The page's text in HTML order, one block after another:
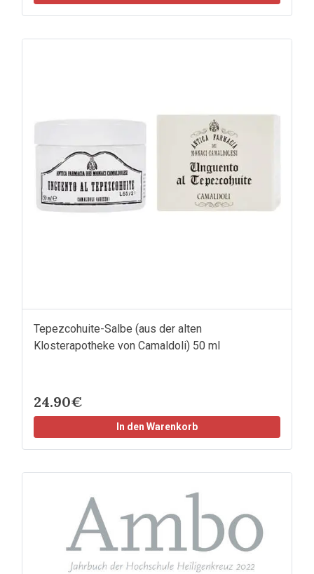
Tepezcohuite-Salbe (aus der alten
Klosterapotheke von Camaldoli) 50 ml
24.90€
In den Warenkorb